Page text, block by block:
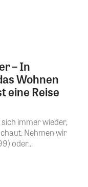
– In
Wohnen
eine Reise
immer wieder,
Nehmen wir
oder...